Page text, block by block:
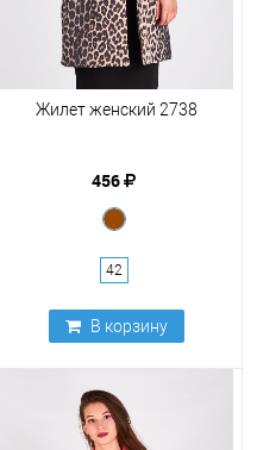
Жилет женский 2738
456
42
В корзину